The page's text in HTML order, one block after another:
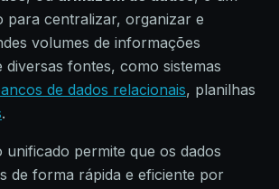
para centralizar, organizar e
volumes de informações
diversas fontes, como sistemas
de dados relacionais, planilhas
.
unificado permite que os dados
de forma rápida e eficiente por